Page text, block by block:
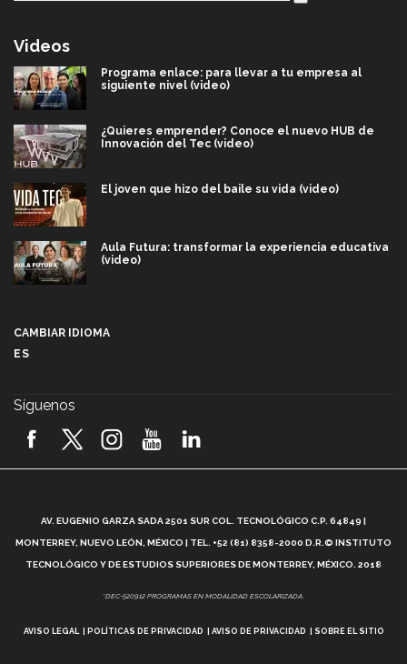
Videos
Programa enlace: para llevar a tu empresa al
siguiente nivel (video)
¿Quieres emprender? Conoce el nuevo HUB de
Innovación del Tec (video)
El joven que hizo del baile su vida (video)
Aula Futura: transformar la experiencia educativa
(video)
2026! (video)
¿Cómo es el Modelo Educativo Tec? (video)
Vida Tec: Feminismo e Inteligencia Artificial, Paola
CAMBIAR IDIOMA
ES
Síguenos
AV. EUGENIO GARZA SADA 2501 SUR COL. TECNOLÓGICO C.P. 64849 |
MONTERREY, NUEVO LEÓN, MÉXICO | TEL. +52 (81) 8358-2000 D.R.© INSTITUTO
TECNOLÓGICO Y DE ESTUDIOS SUPERIORES DE MONTERREY, MÉXICO. 2018
*DEC-520912 PROGRAMAS EN MODALIDAD ESCOLARIZADA.
AVISO LEGAL POLÍTICAS DE PRIVACIDAD AVISO DE PRIVACIDAD SOBRE EL SITIO